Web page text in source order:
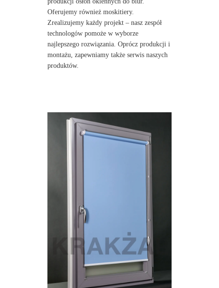
Oferujemy również moskitiery.
Zrealizujemy każdy projekt – nasz zespół
technologów pomoże w wyborze
najlepszego rozwiązania. Oprócz produkcji i
montażu, zapewniamy także serwis naszych
produktów.